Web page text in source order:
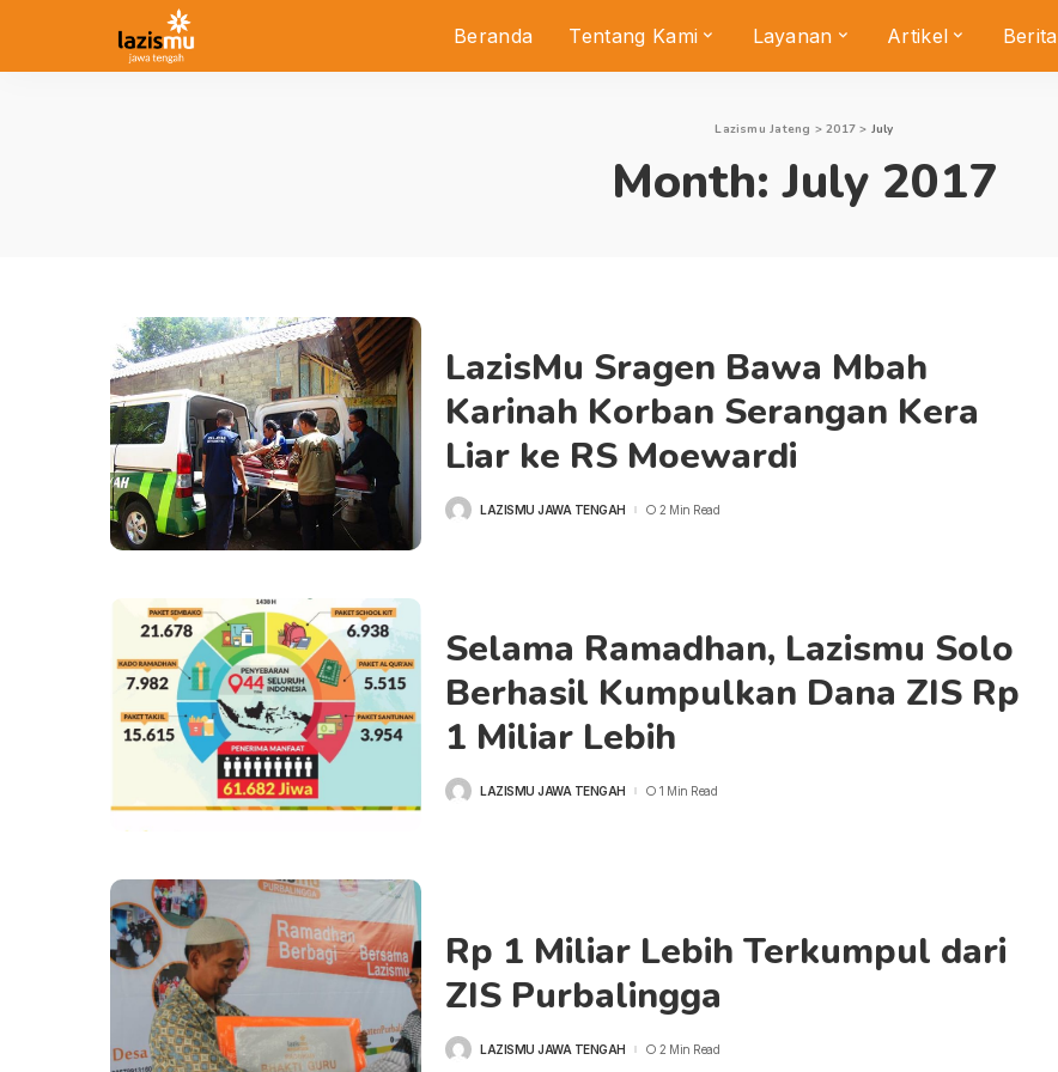
Beranda Tentang Kami Layanan Artikel Berita
Lazismu Jateng >2017 > July
Month:July 2017
LazisMu Sragen Bawa Mbah
Karinah Korban Serangan Kera
Liar ke RS Moewardi
POSTEDLAZISMU JAWA TENGAH 2 Min Read
Selama Ramadhan, Lazismu Solo
Berhasil Kumpulkan Dana ZIS Rp
1 Miliar Lebih
POSTEDLAZISMU JAWA TENGAH 1 Min Read
Rp 1 Miliar Lebih Terkumpul dari
ZIS Purbalingga
POSTEDLAZISMU JAWA TENGAH 2 Min Read